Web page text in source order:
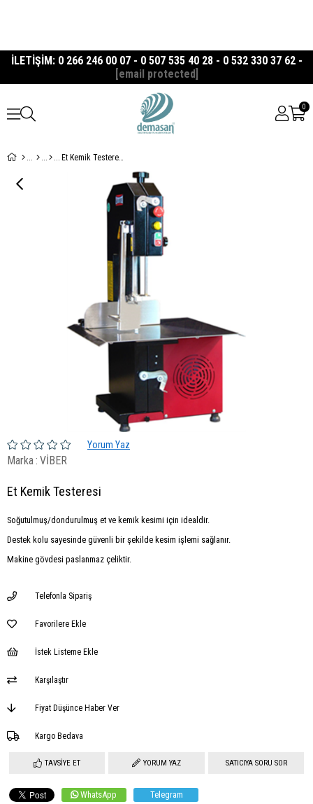
İLETİŞİM: 0 266 246 00 07 - 0 507 535 40 28 - 0 532 330 37 62 -
[email protected]
0
Et Kemik Testeresi
Yorum Yaz
Marka: VİBER
Et Kemik Testeresi
Soğutulmuş/dondurulmuş et ve kemik kesimi için idealdir.
Destek kolu sayesinde güvenli bir şekilde kesim işlemi sağlanır.
Makine gövdesi paslanmaz çeliktir.
Telefonla Sipariş
Favorilere Ekle
İstek Listeme Ekle
Karşılaştır
Fiyat Düşünce Haber Ver
Kargo Bedava
TAVSIYE ET YORUM YAZ SATICIYA SORU SOR
WhatsApp Telegram